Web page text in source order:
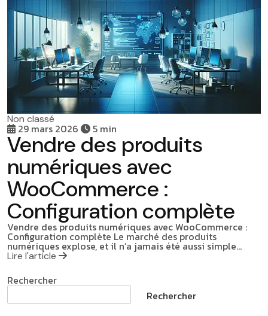
Non classé
29 mars 2026 5 min
Vendre des produits
numériques avec
WooCommerce :
Configuration complète
Vendre des produits numériques avec WooCommerce :
Configuration complète Le marché des produits
numériques explose, et il n’a jamais été aussi simple…
Lire l'article
Rechercher
Rechercher